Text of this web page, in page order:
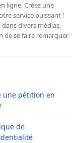
ligne. Créez une
service puissant !
divers médias,
de se faire remarquer
une pétition en
de